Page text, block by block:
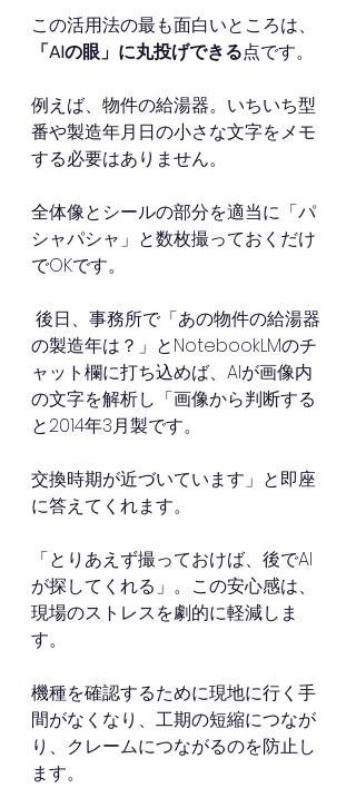
この活用法の最も面白いところは、
「AIの眼」に丸投げできる点です。
例えば、物件の給湯器。いちいち型
番や製造年月日の小さな文字をメモ
する必要はありません。
全体像とシールの部分を適当に「パ
シャパシャ」と数枚撮っておくだけ
でOKです。
の製造年は？」とNotebookLMのチ
ャット欄に打ち込めば、AIが画像内
の文字を解析し「画像から判断する
と2014年3月製です。
交換時期が近づいています」と即座
に答えてくれます。
「とりあえず撮っておけば、後でAI
が探してくれる」。この安心感は、
現場のストレスを劇的に軽減しま
す。
機種を確認するために現地に行く手
間がなくなり、工期の短縮につなが
り、クレームにつながるのを防止し
ます。